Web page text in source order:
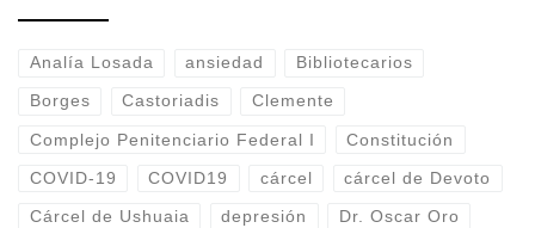
Analía Losada ansiedad Bibliotecarios
Borges Castoriadis Clemente
Complejo Penitenciario Federal I Constitución
COVID-19 COVID19 cárcel cárcel de Devoto
Cárcel de Ushuaia depresión Dr. Oscar Oro